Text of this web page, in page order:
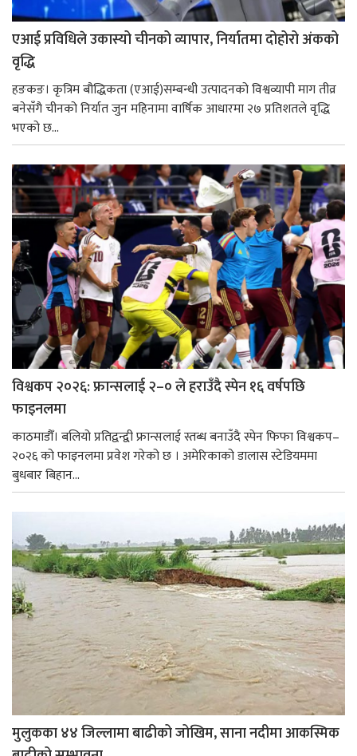
एआई प्रविधिले उकास्यो चीनको व्यापार, निर्यातमा दोहोरो अंकको
वृद्धि
हङकङ। कृत्रिम बौद्धिकता (एआई)सम्बन्धी उत्पादनको विश्वव्यापी माग तीव्र
बनेसँगै चीनको निर्यात जुन महिनामा वार्षिक आधारमा २७ प्रतिशतले वृद्धि
भएको छ...
विश्वकप २०२६: फ्रान्सलाई २–० ले हराउँदै स्पेन १६ वर्षपछि
फाइनलमा
काठमाडौँ। बलियो प्रतिद्वन्द्वी फ्रान्सलाई स्तब्ध बनाउँदै स्पेन फिफा विश्वकप–
२०२६ को फाइनलमा प्रवेश गरेको छ । अमेरिकाको डालास स्टेडियममा
बुधबार बिहान...
मुलुकका ४४ जिल्लामा बाढीको जोखिम, साना नदीमा आकस्मिक